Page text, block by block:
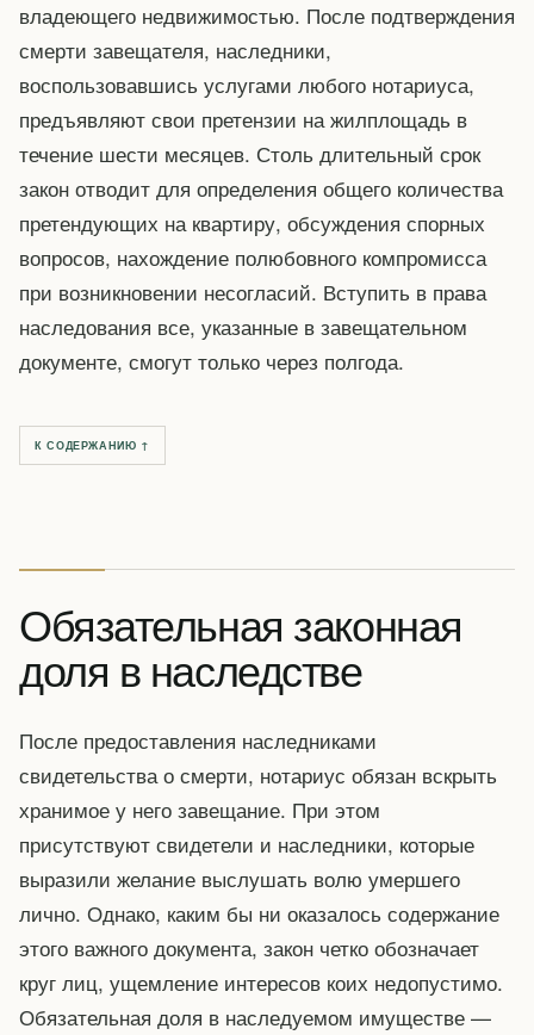
владеющего недвижимостью. После подтверждения
смерти завещателя, наследники,
воспользовавшись услугами любого нотариуса,
предъявляют свои претензии на жилплощадь в
течение шести месяцев. Столь длительный срок
закон отводит для определения общего количества
претендующих на квартиру, обсуждения спорных
вопросов, нахождение полюбовного компромисса
при возникновении несогласий. Вступить в права
наследования все, указанные в завещательном
документе, смогут только через полгода.
К СОДЕРЖАНИЮ ↑
Обязательная законная
доля в наследстве
После предоставления наследниками
свидетельства о смерти, нотариус обязан вскрыть
хранимое у него завещание. При этом
присутствуют свидетели и наследники, которые
выразили желание выслушать волю умершего
лично. Однако, каким бы ни оказалось содержание
этого важного документа, закон четко обозначает
круг лиц, ущемление интересов коих недопустимо.
Обязательная доля в наследуемом имуществе —